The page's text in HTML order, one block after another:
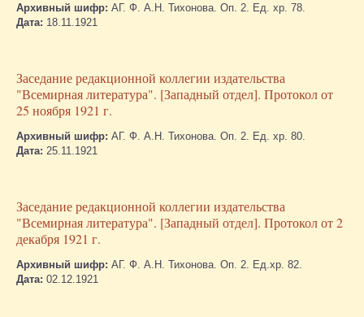
Архивный шифр: АГ. Ф. А.Н. Тихонова. Оп. 2. Ед. хр. 78.
Дата: 18.11.1921
Заседание редакционной коллегии издательства
"Всемирная литература". [Западный отдел]. Протокол от
25 ноября 1921 г.
Архивный шифр: АГ. Ф. А.Н. Тихонова. Оп. 2. Ед. хр. 80.
Дата: 25.11.1921
Заседание редакционной коллегии издательства
"Всемирная литература". [Западный отдел]. Протокол от 2
декабря 1921 г.
Архивный шифр: АГ. Ф. А.Н. Тихонова. Оп. 2. Ед.хр. 82.
Дата: 02.12.1921